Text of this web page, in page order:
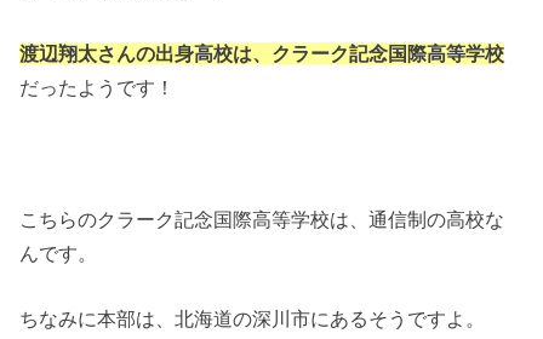
渡辺翔太さんの出身高校は、クラーク記念国際高等学校
だったようです！
こちらのクラーク記念国際高等学校は、通信制の高校な
んです。
ちなみに本部は、北海道の深川市にあるそうですよ。